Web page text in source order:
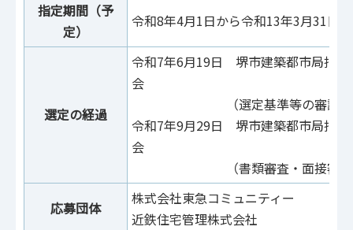
指定期間（予
定）
令和8年4月1日から令和13年3月31日
選定の経過
令和7年6月19日 堺市建築都市局指定
会
（選定基準等の審議）
令和7年9月29日 堺市建築都市局指定
会
（書類審査・面接審査・
応募団体
株式会社東急コミュニティー
近鉄住宅管理株式会社